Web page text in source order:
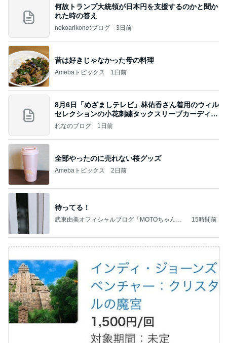
何故トランプ大統領が日本円を支援するのかと聞か
れた時の答え
nokoarikonのブログ 3日前
昔は好きじゃなかった母の料理
Amebaトピックス 1日前
8月6日「めざましテレビ」林佑香さん着用のウィル
セレクションの小花刺繍タックスリーブカーディガ
ン
れなのブログ 1日前
全部やったのに売れない桜グッズ
Amebaトピックス 2日前
待ってる！
武東由美オフィシャルブログ「MOTOちゃんと
15時間前